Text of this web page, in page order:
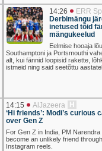
14:26
ERR
Derbimängu
inetused tõid
mängukeelud
Eelmise hooaja
Southamptoni ja Portsmouthi
alt, kui fännid loopisid rakette,
istmeid ning said seetõttu
14:15 AlJazeera
H
‘Hi friends’: Modi’s curious
over Gen Z
For Gen Z in India, PM
become an unlikely friend
Instagram reels.